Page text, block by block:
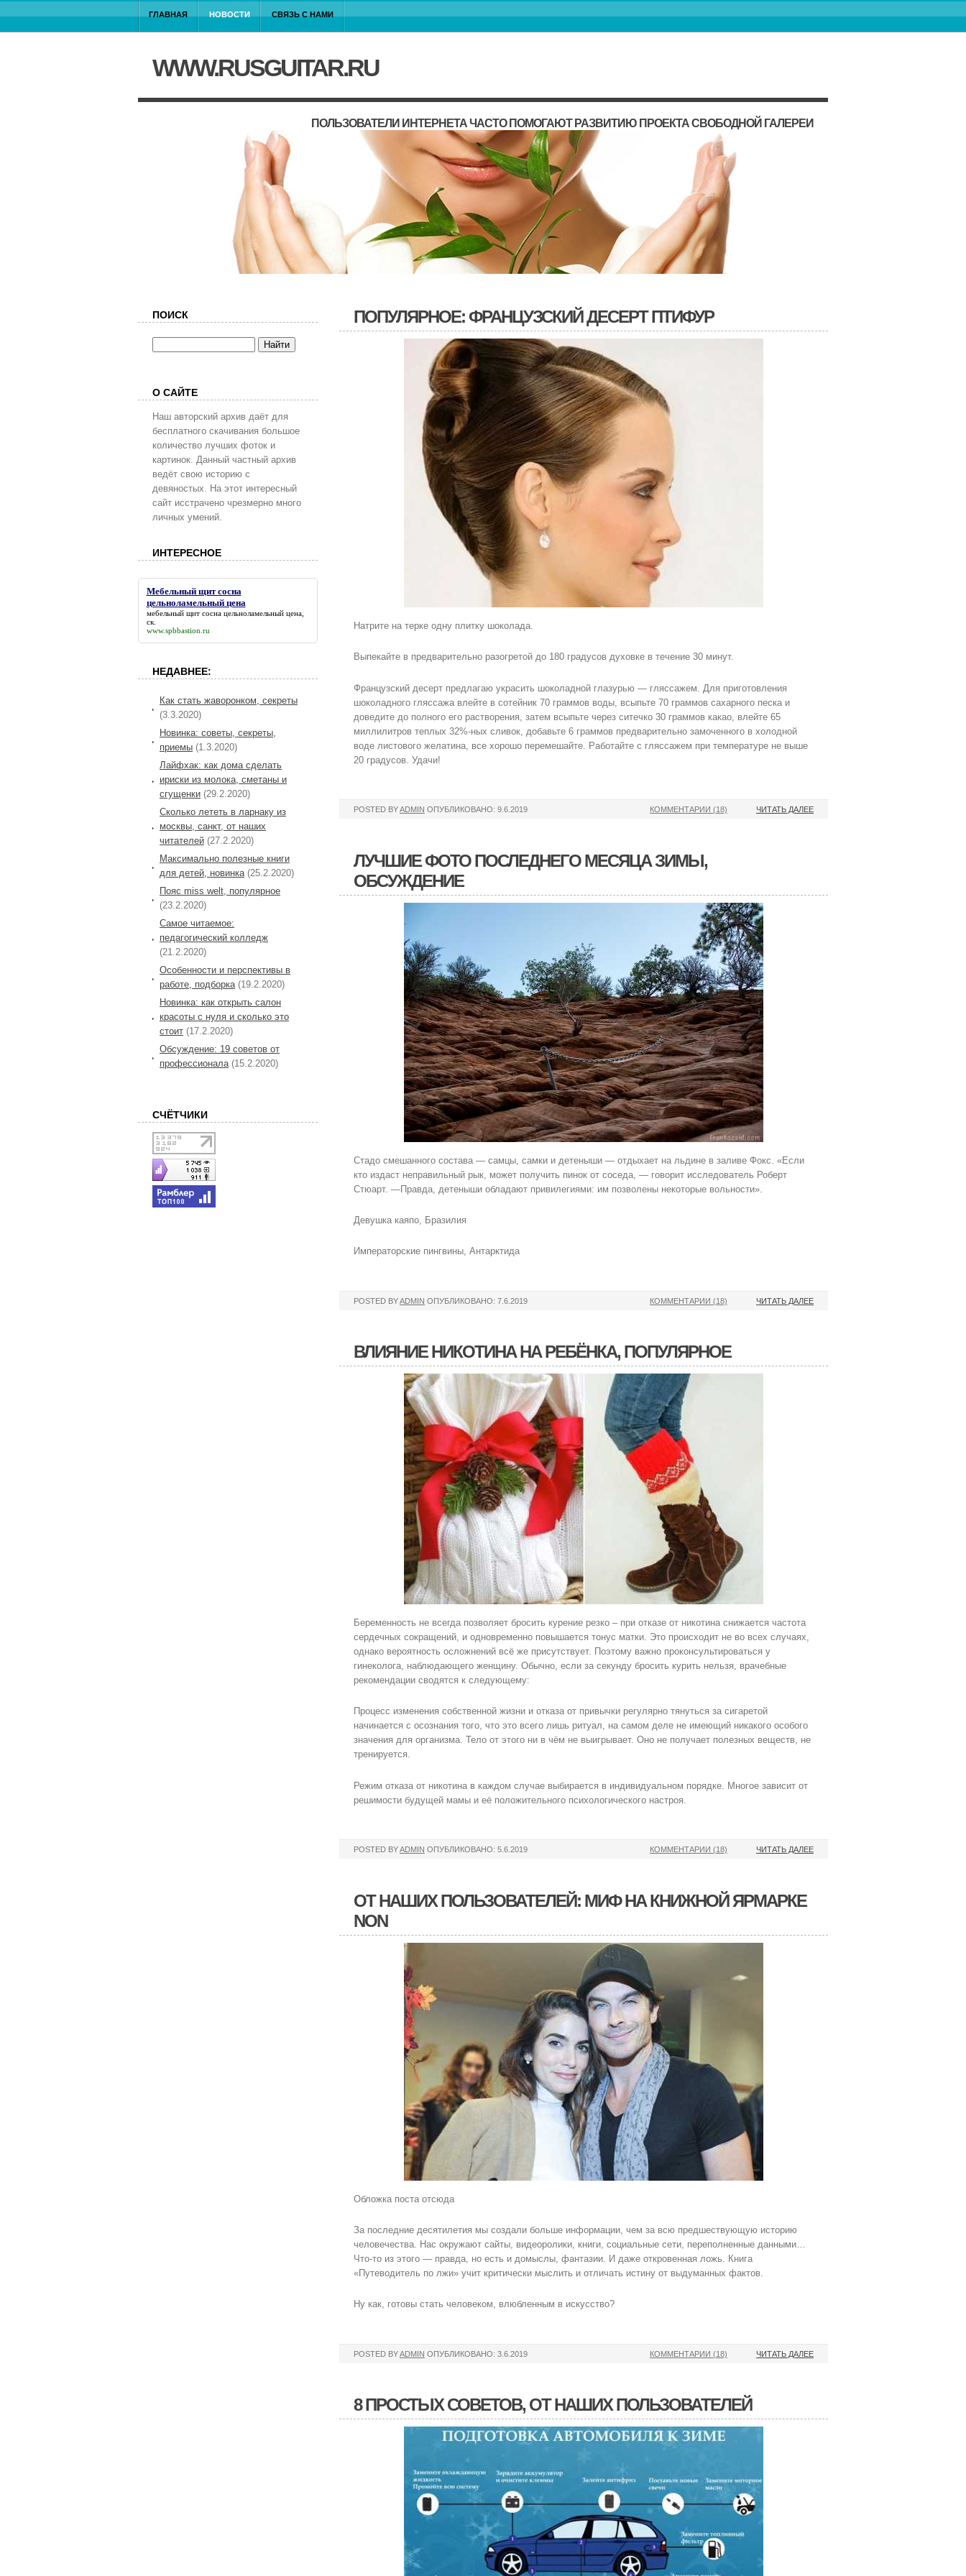
ГЛАВНАЯ НОВОСТИ СВЯЗЬ С НАМИ
WWW.RUSGUITAR.RU
ПОЛЬЗОВАТЕЛИ ИНТЕРНЕТА ЧАСТО ПОМОГАЮТ РАЗВИТИЮ ПРОЕКТА СВОБОДНОЙ ГАЛЕРЕИ
ПОПУЛЯРНОЕ: ФРАНЦУЗСКИЙ ДЕСЕРТ ПТИФУР
Натрите на терке одну плитку шоколада.
Выпекайте в предварительно разогретой до 180 градусов духовке в течение 30 минут.
Французский десерт предлагаю украсить шоколадной глазурью — гляссажем. Для приготовления
шоколадного гляссажа влейте в сотейник 70 граммов воды, всыпьте 70 граммов сахарного песка и
доведите до полного его растворения, затем всыпьте через ситечко 30 граммов какао, влейте 65
миллилитров теплых 32%-ных сливок, добавьте 6 граммов предварительно замоченного в холодной
воде листового желатина, все хорошо перемешайте. Работайте с гляссажем при температуре не выше
20 градусов. Удачи!
POSTED BYADMIN ОПУБЛИКОВАНО: 9.6.2019 ЧИТАТЬ ДАЛЕЕ
КОММЕНТАРИИ (18)
ЛУЧШИЕ ФОТО ПОСЛЕДНЕГО МЕСЯЦА ЗИМЫ,
ОБСУЖДЕНИЕ
Стадо смешанного состава — самцы, самки и детеныши — отдыхает на льдине в заливе Фокс. «Если
кто издаст неправильный рык, может получить пинок от соседа, — говорит исследователь Роберт
Стюарт. —Правда, детеныши обладают привилегиями: им позволены некоторые вольности».
Девушка каяпо, Бразилия
Императорские пингвины, Антарктида
POSTED BYADMIN ОПУБЛИКОВАНО: 7.6.2019 ЧИТАТЬ ДАЛЕЕ
КОММЕНТАРИИ (18)
ВЛИЯНИЕ НИКОТИНА НА РЕБЁНКА, ПОПУЛЯРНОЕ
Беременность не всегда позволяет бросить курение резко – при отказе от никотина снижается частота
сердечных сокращений, и одновременно повышается тонус матки. Это происходит не во всех случаях,
однако вероятность осложнений всё же присутствует. Поэтому важно проконсультироваться у
гинеколога, наблюдающего женщину. Обычно, если за секунду бросить курить нельзя, врачебные
рекомендации сводятся к следующему:
Процесс изменения собственной жизни и отказа от привычки регулярно тянуться за сигаретой
начинается с осознания того, что это всего лишь ритуал, на самом деле не имеющий никакого особого
значения для организма. Тело от этого ни в чём не выигрывает. Оно не получает полезных веществ, не
тренируется.
Режим отказа от никотина в каждом случае выбирается в индивидуальном порядке. Многое зависит от
решимости будущей мамы и её положительного психологического настроя.
POSTED BYADMIN ОПУБЛИКОВАНО: 5.6.2019 ЧИТАТЬ ДАЛЕЕ
КОММЕНТАРИИ (18)
ОТ НАШИХ ПОЛЬЗОВАТЕЛЕЙ: МИФ НА КНИЖНОЙ ЯРМАРКЕ
NON
Обложка поста отсюда
За последние десятилетия мы создали больше информации, чем за всю предшествующую историю
человечества. Нас окружают сайты, видеоролики, книги, социальные сети, переполненные данными…
Что-то из этого — правда, но есть и домыслы, фантазии. И даже откровенная ложь. Книга
«Путеводитель по лжи» учит критически мыслить и отличать истину от выдуманных фактов.
Ну как, готовы стать человеком, влюбленным в искусство?
POSTED BYADMIN ОПУБЛИКОВАНО: 3.6.2019 ЧИТАТЬ ДАЛЕЕ
КОММЕНТАРИИ (18)
8 ПРОСТЫХ СОВЕТОВ, ОТ НАШИХ ПОЛЬЗОВАТЕЛЕЙ
ПОИСК
О САЙТЕ
Наш авторский архив даёт для
бесплатного скачивания большое
количество лучших фоток и
картинок. Данный частный архив
ведёт свою историю с
девяностых. На этот интересный
сайт исстрачено чрезмерно много
личных умений.
ИНТЕРЕСНОЕ
Мебельный щит сосна
цельноламельный цена
мебельный щит сосна цельноламельный цена,
ск.
www.spbbastion.ru
НЕДАВНЕЕ:
Как стать жаворонком, секреты
(3.3.2020)
Новинка: советы, секреты,
приемы (1.3.2020)
Лайфхак: как дома сделать
ириски из молока, сметаны и
сгущенки (29.2.2020)
Сколько лететь в ларнаку из
москвы, санкт, от наших
читателей (27.2.2020)
Максимально полезные книги
для детей, новинка(25.2.2020)
Пояс miss welt, популярное
(23.2.2020)
Самое читаемое:
педагогический колледж
(21.2.2020)
Особенности и перспективы в
работе, подборка(19.2.2020)
Новинка: как открыть салон
красоты с нуля и сколько это
стоит (17.2.2020)
Обсуждение: 19 советов от
профессионала(15.2.2020)
СЧЁТЧИКИ